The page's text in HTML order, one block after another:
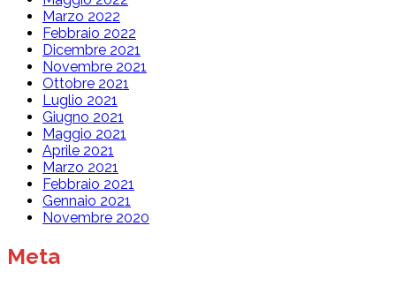
Marzo 2022
Febbraio 2022
Dicembre 2021
Novembre 2021
Ottobre 2021
Luglio 2021
Giugno 2021
Maggio 2021
Aprile 2021
Marzo 2021
Febbraio 2021
Gennaio 2021
Novembre 2020
Meta